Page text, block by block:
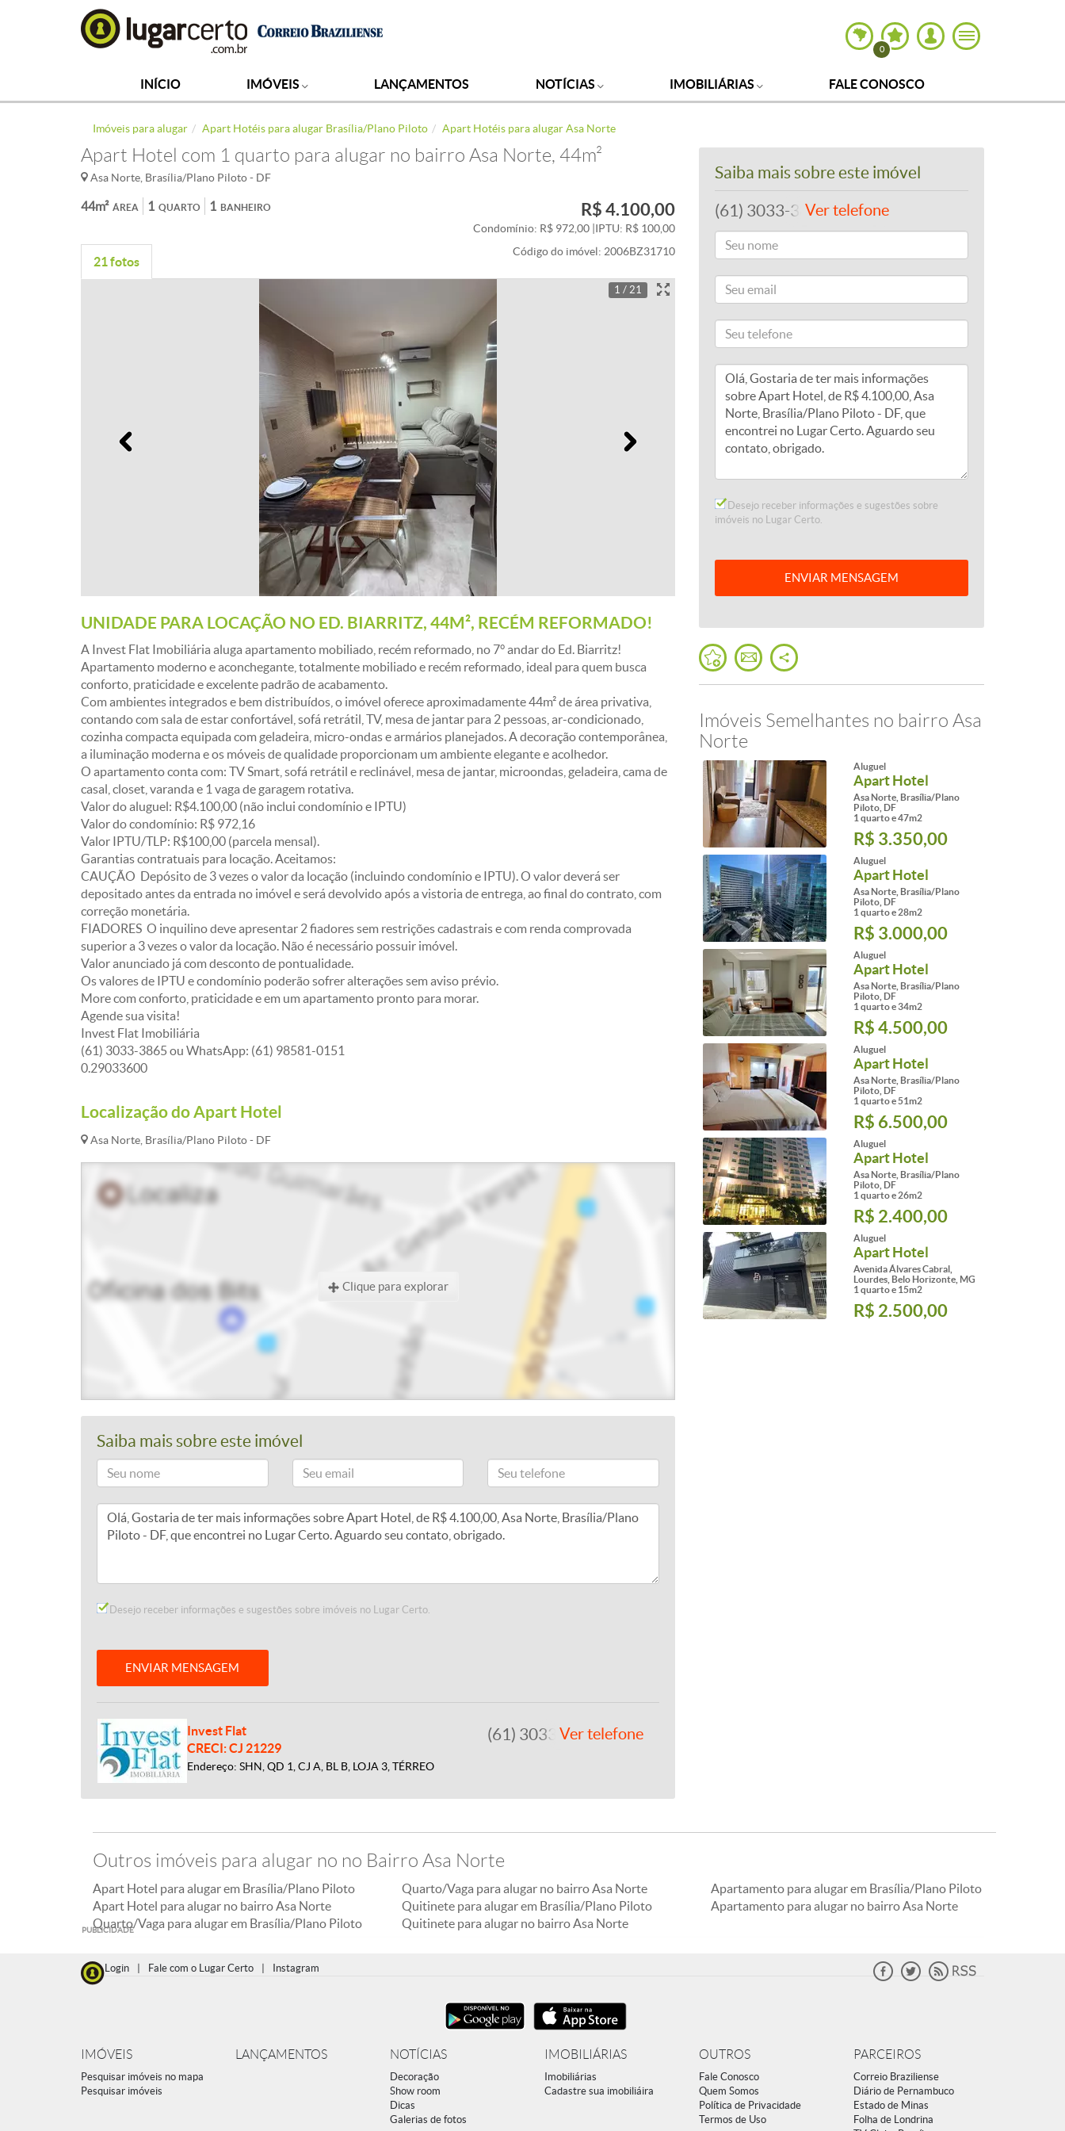
0
INÍCIO IMÓVEIS LANÇAMENTOS NOTÍCIAS IMOBILIÁRIAS FALE CONOSCO
Imóveis para alugar Apart Hotéis para alugar Brasília/Plano Piloto Apart Hotéis para alugar Asa Norte
Apart Hotel com 1 quarto para alugar no bairro Asa Norte, 44m²
Asa Norte, Brasília/Plano Piloto - DF
ÁREA
44m² QUARTO
1 BANHEIRO
1 R$ 4.100,00
Condomínio: R$ 972,00 IPTU: R$ 100,00
21 fotos
Código do imóvel: 2006BZ31710
1 / 21
UNIDADE PARA LOCAÇÃO NO ED. BIARRITZ, 44M², RECÉM REFORMADO!
A Invest Flat Imobiliária aluga apartamento mobiliado, recém reformado, no 7° andar do Ed. Biarritz!
Apartamento moderno e aconchegante, totalmente mobiliado e recém reformado, ideal para quem busca
conforto, praticidade e excelente padrão de acabamento.
Com ambientes integrados e bem distribuídos, o imóvel oferece aproximadamente 44m² de área privativa,
contando com sala de estar confortável, sofá retrátil, TV, mesa de jantar para 2 pessoas, ar-condicionado,
cozinha compacta equipada com geladeira, micro-ondas e armários planejados. A decoração contemporânea,
a iluminação moderna e os móveis de qualidade proporcionam um ambiente elegante e acolhedor.
O apartamento conta com: TV Smart, sofá retrátil e reclinável, mesa de jantar, microondas, geladeira, cama de
casal, closet, varanda e 1 vaga de garagem rotativa.
Valor do aluguel: R$4.100,00 (não inclui condomínio e IPTU)
Valor do condomínio: R$ 972,16
Valor IPTU/TLP: R$100,00 (parcela mensal).
Garantias contratuais para locação. Aceitamos:
CAUÇÃO  Depósito de 3 vezes o valor da locação (incluindo condomínio e IPTU). O valor deverá ser
depositado antes da entrada no imóvel e será devolvido após a vistoria de entrega, ao final do contrato, com
correção monetária.
FIADORES  O inquilino deve apresentar 2 fiadores sem restrições cadastrais e com renda comprovada
superior a 3 vezes o valor da locação. Não é necessário possuir imóvel.
Valor anunciado já com desconto de pontualidade.
Os valores de IPTU e condomínio poderão sofrer alterações sem aviso prévio.
More com conforto, praticidade e em um apartamento pronto para morar.
Agende sua visita!
Invest Flat Imobiliária
(61) 3033-3865 ou WhatsApp: (61) 98581-0151
0.29033600
Localização do Apart Hotel
Asa Norte, Brasília/Plano Piloto - DF
Clique para explorar
Saiba mais sobre este imóvel
Desejo receber informações e sugestões sobre imóveis no Lugar Certo.
ENVIAR MENSAGEM
Invest Flat
CRECI: CJ 21229
Endereço: SHN, QD 1, CJ A, BL B, LOJA 3, TÉRREO
(61) 3033-3865Ver telefone
Saiba mais sobre este imóvel
(61) 3033-3865Ver telefone
Desejo receber informações e sugestões sobre
imóveis no Lugar Certo.
ENVIAR MENSAGEM
Imóveis Semelhantes no bairro Asa
Norte
Aluguel
Apart Hotel
Asa Norte, Brasília/Plano
Piloto, DF
1 quarto e 47m2
R$ 3.350,00
Aluguel
Apart Hotel
Asa Norte, Brasília/Plano
Piloto, DF
1 quarto e 28m2
R$ 3.000,00
Aluguel
Apart Hotel
Asa Norte, Brasília/Plano
Piloto, DF
1 quarto e 34m2
R$ 4.500,00
Aluguel
Apart Hotel
Asa Norte, Brasília/Plano
Piloto, DF
1 quarto e 51m2
R$ 6.500,00
Aluguel
Apart Hotel
Asa Norte, Brasília/Plano
Piloto, DF
1 quarto e 26m2
R$ 2.400,00
Aluguel
Apart Hotel
Avenida Álvares Cabral,
Lourdes, Belo Horizonte, MG
1 quarto e 15m2
R$ 2.500,00
Outros imóveis para alugar no no Bairro Asa Norte
Apart Hotel para alugar em Brasília/Plano Piloto
Apart Hotel para alugar no bairro Asa Norte
Quarto/Vaga para alugar em Brasília/Plano Piloto
Quarto/Vaga para alugar no bairro Asa Norte
Quitinete para alugar em Brasília/Plano Piloto
Quitinete para alugar no bairro Asa Norte
Apartamento para alugar em Brasília/Plano Piloto
Apartamento para alugar no bairro Asa Norte
PUBLICIDADE
Login Fale com o Lugar Certo Instagram
IMÓVEIS
Pesquisar imóveis no mapa
Pesquisar imóveis
LANÇAMENTOS NOTÍCIAS
Decoração
Show room
Dicas
Galerias de fotos
IMOBILIÁRIAS
Imobiliárias
Cadastre sua imobiliáira
OUTROS
Fale Conosco
Quem Somos
Política de Privacidade
Termos de Uso
PARCEIROS
Correio Braziliense
Diário de Pernambuco
Estado de Minas
Folha de Londrina